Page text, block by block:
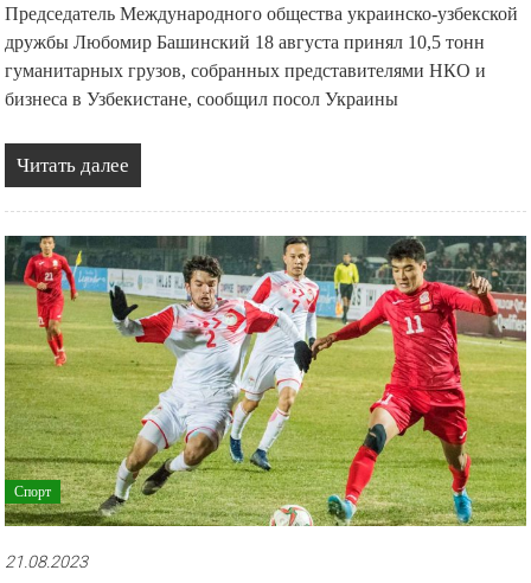
Председатель Международного общества украинско-узбекской
дружбы Любомир Башинский 18 августа принял 10,5 тонн
гуманитарных грузов, собранных представителями НКО и
бизнеса в Узбекистане, сообщил посол Украины
Читать далее
Спорт
21.08.2023